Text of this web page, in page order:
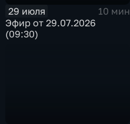
29 июля
10 мин
Эфир от 29.07.2026
(09:30)